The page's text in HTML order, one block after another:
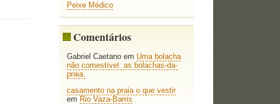
Peixe Médico
Comentários
Gabriel Caetanoem Uma bolacha
não comestível: as bolachas-da-
praia.
casamento na praia o que vestir
em Rio Vaza-Barris